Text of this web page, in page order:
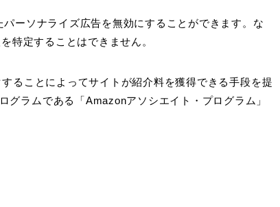
ーソナライズ広告を無効にすることができます。な
特定することはできません。
ることによってサイトが紹介料を獲得できる手段を提
ラムである「Amazonアソシエイト・プログラム」